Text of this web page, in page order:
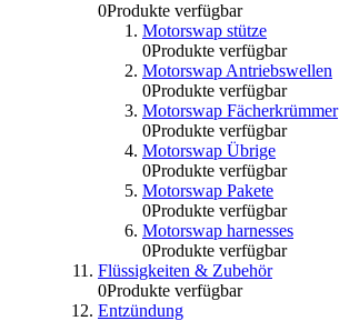
0Produkte verfügbar
Motorswap stütze
0Produkte verfügbar
Motorswap Antriebswellen
0Produkte verfügbar
Motorswap Fächerkrümmer
0Produkte verfügbar
Motorswap Übrige
0Produkte verfügbar
Motorswap Pakete
0Produkte verfügbar
Motorswap harnesses
0Produkte verfügbar
Flüssigkeiten & Zubehör
0Produkte verfügbar
Entzündung